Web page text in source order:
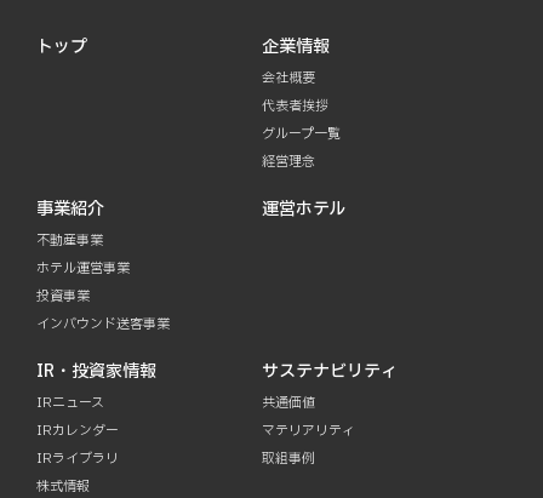
トップ 企業情報
会社概要
代表者挨拶
グループ一覧
経営理念
事業紹介
不動産事業
ホテル運営事業
投資事業
インバウンド送客事業
運営ホテル
IR・投資家情報
IRニュース
IRカレンダー
IRライブラリ
株式情報
サステナビリティ
共通価値
マテリアリティ
取組事例